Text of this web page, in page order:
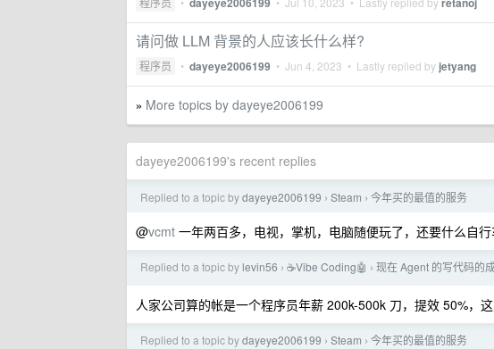
请问做 LLM 背景的人应该长什么样?
程序员 • dayeye2006199 • Jun 4, 2023 • Lastly replied by jetyang
» More topics by dayeye2006199
dayeye2006199's recent replies
Replied to a topic bydayeye2006199 › Steam › 今年买的最值的服务
@vcmt 一年两百多，电视，掌机，电脑随便玩了，还要什么自行
Replied to a topic by levin56 › ☕Vibe Coding🤖 › 现在 Agent 的写代码的
人家公司算的帐是一个程序员年薪 200k-500k 刀，提效 50%，
Replied to a topic bydayeye2006199 › Steam › 今年买的最值的服务